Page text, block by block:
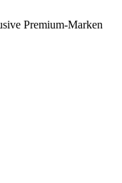
Premium-Marken